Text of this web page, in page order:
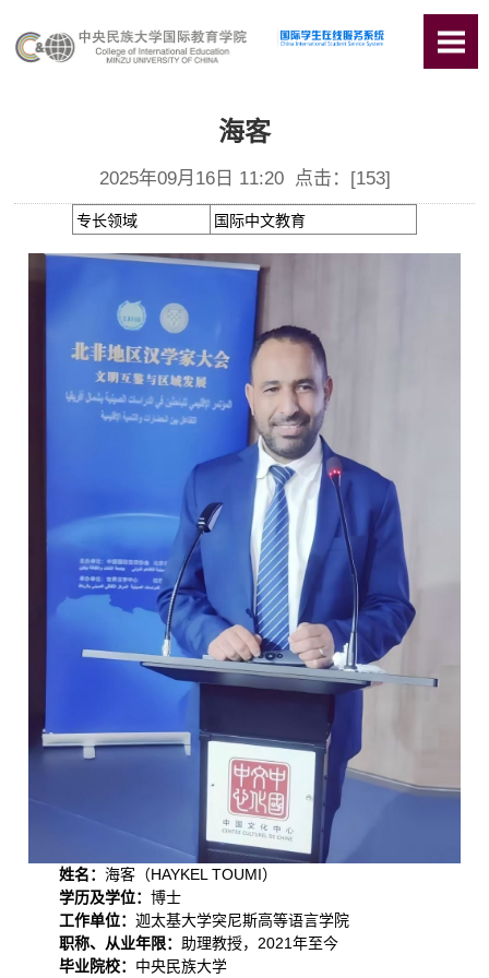
海客
2025年09月16日 11:20 点击：[153]
专长领域 国际中文教育
姓名：海客（HAYKEL TOUMI）
学历及学位：博士
工作单位：迦太基大学突尼斯高等语言学院
职称、从业年限：助理教授，2021年至今
毕业院校： 中央民族大学